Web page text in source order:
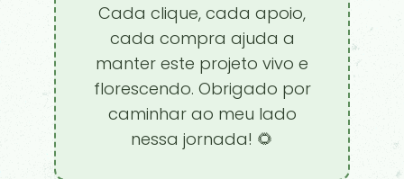
Cada clique, cada apoio,
cada compra ajuda a
manter este projeto vivo e
florescendo. Obrigado por
caminhar ao meu lado
nessa jornada! 🌻